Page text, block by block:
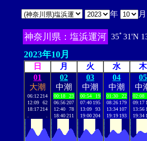
年
神奈川県：塩浜運河 35ﾟ31'N
2023年10月
日 月 火 水 木
01
大潮
06:12214
12:09
62
18:17214
02
中潮
00:18
23
06:56207
12:40
78
18:40211
03
中潮
00:54
19
07:40 195
13:09
93
19:00204
04
中潮
01:30
22
08:26 179
13:34 107
19:19 193
05
中
02:08
09:17
13:56
19:34